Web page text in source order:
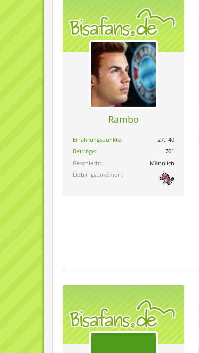
Rambo
Erfahrungspunkte
27.140
Beiträge
701
Geschlecht
Männlich
Lieblingspokémon